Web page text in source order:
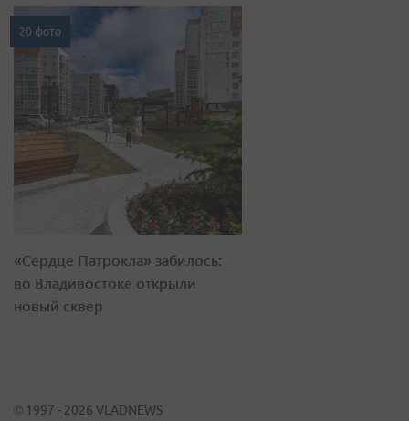
20 фото
«Сердце Патрокла» забилось:
во Владивостоке открыли
новый сквер
© 1997 - 2026 VLADNEWS